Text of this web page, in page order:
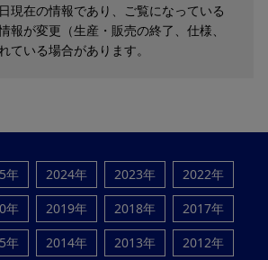
現在の情報であり、ご覧になっている
報が変更（生産・販売の終了、仕様、
ている場合があります。
年 2024年 2023年
2022年
年 2019年 2018年
2017年
年 2014年 2013年
2012年